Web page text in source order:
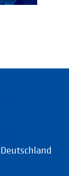
Deutschland